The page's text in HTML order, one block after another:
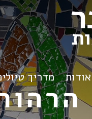
אודות מדריך